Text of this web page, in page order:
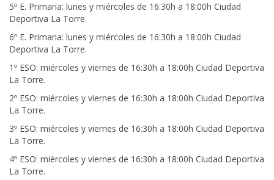
5º E. Primaria: lunes y miércoles de 16:30h a 18:00h Ciudad
Deportiva La Torre.
6º E. Primaria: lunes y miércoles de 16:30h a 18:00h Ciudad
Deportiva La Torre.
1º ESO: miércoles y viernes de 16:30h a 18:00h Ciudad Deportiva
La Torre.
2º ESO: miércoles y viernes de 16:30h a 18:00h Ciudad Deportiva
La Torre.
3º ESO: miércoles y viernes de 16:30h a 18:00h Ciudad Deportiva
La Torre.
4º ESO: miércoles y viernes de 16:30h a 18:00h Ciudad Deportiva
La Torre.